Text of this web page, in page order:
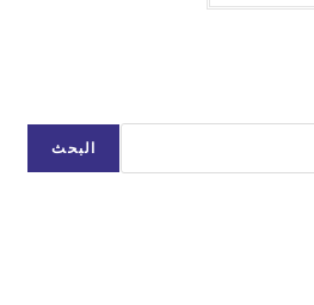
البحث